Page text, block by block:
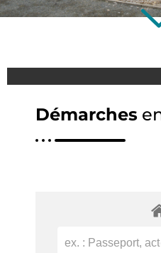
Démarches